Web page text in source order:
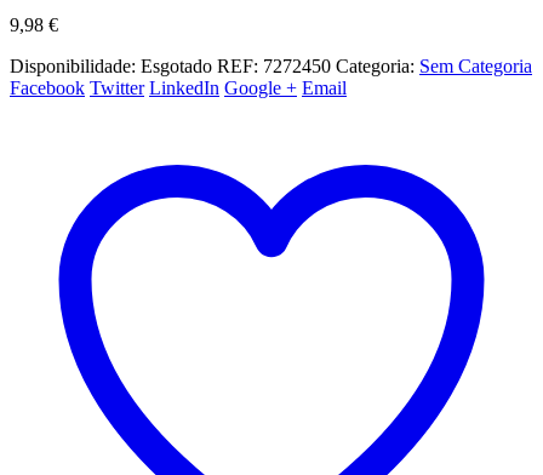
9,98 €
Disponibilidade: Esgotado REF: 7272450 Categoria: Sem Categoria
Facebook Twitter LinkedIn Google + Email